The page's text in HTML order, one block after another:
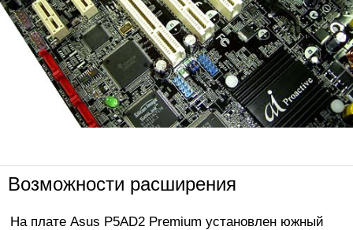
Возможности расширения
На плате Asus P5AD2 Premium установлен южный